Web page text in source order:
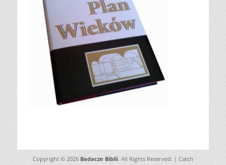
Copyright © 2026 Badacze Biblii. All Rights Reserved. | Catch